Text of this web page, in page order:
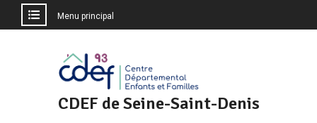
Menu principal
CDEF de Seine-Saint-Denis